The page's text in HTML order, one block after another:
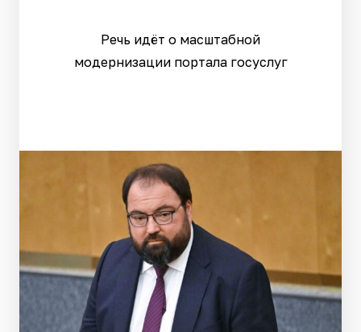
Речь идёт о масштабной
модернизации портала госуслуг